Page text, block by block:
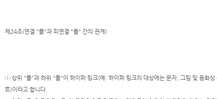
제24조(연결 "몰"과 피연결 "몰" 간의 관계)
① 상위 "몰"과 하위 "몰"이 하이퍼 링크(예: 하이퍼 링크의 대상에는 문자, 그림 및 동화
트)이라고 합니다.